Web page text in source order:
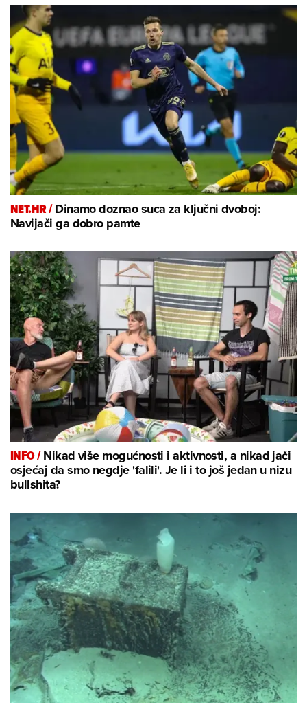
NET.HR /Dinamo doznao suca za ključni dvoboj:
Navijači ga dobro pamte
INFO /Nikad više mogućnosti i aktivnosti, a nikad jači
osjećaj da smo negdje 'falili'. Je li i to još jedan u nizu
bullshita?